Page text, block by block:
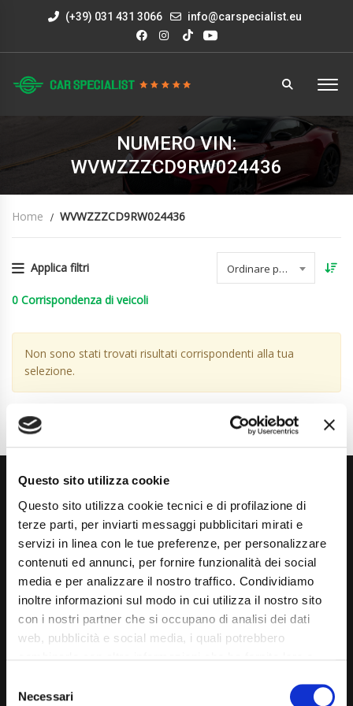
Questo sito utilizza cookie
Questo sito utilizza cookie tecnici e di profilazione di
terze parti, per inviarti messaggi pubblicitari mirati e
servizi in linea con le tue preferenze, per personalizzare
contenuti ed annunci, per fornire funzionalità dei social
media e per analizzare il nostro traffico. Condividiamo
inoltre informazioni sul modo in cui utilizza il nostro sito
con i nostri partner che si occupano di analisi dei dati
web, pubblicità e social media, i quali potrebbero
mera chiusura del banner non comporta l’accettazione
Selection
Necessari
(+39) 031 431 3066 info@carspecialist.eu
NUMERO VIN:
WVWZZZCD9RW024436
Home WVWZZZCD9RW024436
Applica filtri Ordinare per data
0 Corrispondenza di veicoli
Non sono stati trovati risultati corrispondenti alla tua
selezione.
Via Giuditta Pasta 2, Como (CO) 22100
(+39) 031 431 3066
info@carspecialist.eu
Sabato: 09:00 - 12:30